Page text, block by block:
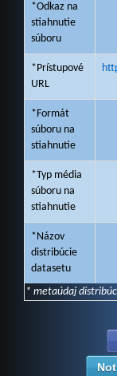
*Odkaz na
stiahnutie
súboru
*Prístupové
URL
*Formát
súboru na
stiahnutie
*Typ média
súboru na
stiahnutie
*Názov
distribúcie
datasetu
* metaúdaj